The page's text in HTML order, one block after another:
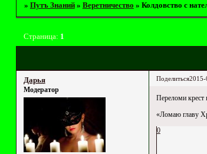
» Путъ Знаний » Веретничество » Колдовство с
Страница: 1
Поделиться2015-
Дарья
Модератор
Переломи крест
«Ломаю главу
0